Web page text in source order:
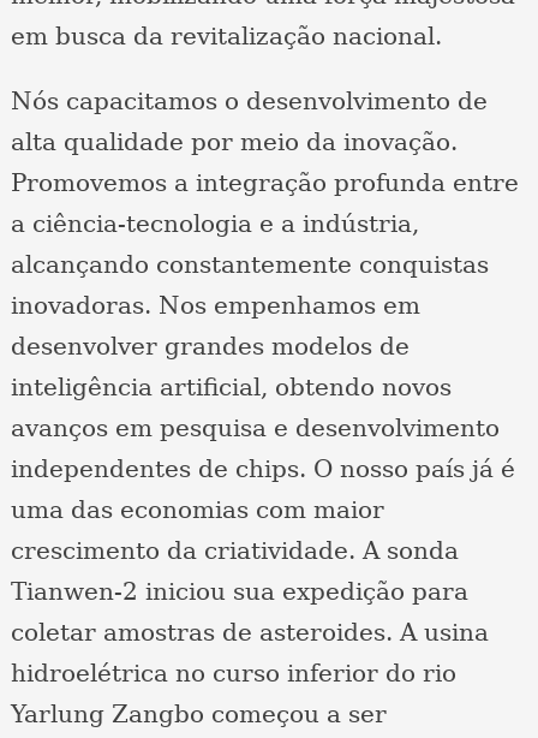
em busca da revitalização nacional.
Nós capacitamos o desenvolvimento de
alta qualidade por meio da inovação.
Promovemos a integração profunda entre
a ciência-tecnologia e a indústria,
alcançando constantemente conquistas
inovadoras. Nos empenhamos em
desenvolver grandes modelos de
inteligência artificial, obtendo novos
avanços em pesquisa e desenvolvimento
independentes de chips. O nosso país já é
uma das economias com maior
crescimento da criatividade. A sonda
Tianwen-2 iniciou sua expedição para
coletar amostras de asteroides. A usina
hidroelétrica no curso inferior do rio
Yarlung Zangbo começou a ser